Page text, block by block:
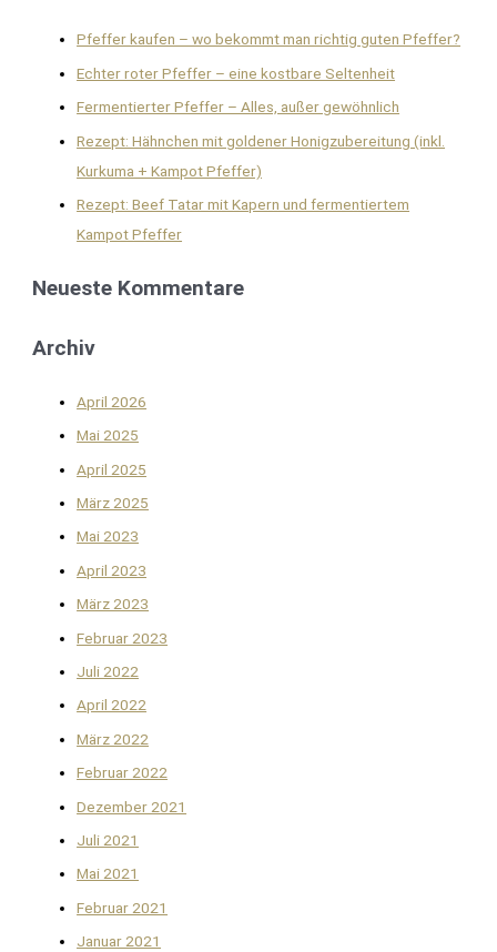
Pfeffer kaufen – wo bekommt man richtig guten Pfeffer?
Echter roter Pfeffer – eine kostbare Seltenheit
Fermentierter Pfeffer – Alles, außer gewöhnlich
Rezept: Hähnchen mit goldener Honigzubereitung (inkl.
Kurkuma + Kampot Pfeffer)
Rezept: Beef Tatar mit Kapern und fermentiertem
Kampot Pfeffer
Neueste Kommentare
Archiv
April 2026
Mai 2025
April 2025
März 2025
Mai 2023
April 2023
März 2023
Februar 2023
Juli 2022
April 2022
März 2022
Februar 2022
Dezember 2021
Juli 2021
Mai 2021
Februar 2021
Januar 2021